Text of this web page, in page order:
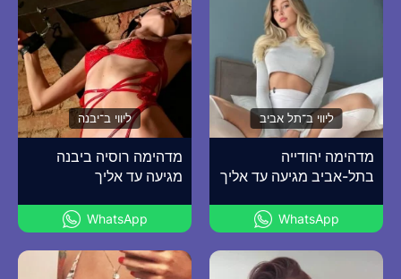
ליווי ב־תל אביב
מדהימה יהודייה
בתל-אביב מגיעה עד אליך
WhatsApp
ליווי ב־יבנה
מדהימה רוסיה ביבנה
מגיעה עד אליך
WhatsApp